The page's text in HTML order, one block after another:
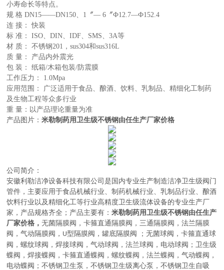
小寿命长等特点。
规 格 DN15——DN150、1〞— 6〞Ф12.7—Ф152.4
连 接： 快装
标 准： ISO、DIN、IDF、SMS、3A等
材 质： 不锈钢201，sus304和sus316L
质 量： 产品内外震光
包 装： 纸箱/木箱包装/防震膜
工作压力： 1.0Mpa
应用范围： 广泛适用于食品、酿酒、饮料、乳制品、精细化工制药
及生物工程等众多行业
重 量：以产品理论重量为准
产品图片：米勒制药用卫生级不锈钢由任生产厂家价格
公司简介：
安徽利勒洁净设备科技有限公司是 国内专业生产制造洁净卫生级阀门
管件，主要应用于食品机械行业、制药机械行业、乳制品行业、酿酒
饮料行业以及精细化工等行业高精度卫生级流体设备的专业生产厂
家， 产品规格齐全；产品主要有：米勒制药用卫生级不锈钢由任生产
厂家价格，无菌隔膜阀 ，卡箍直通隔膜阀，三通隔膜阀，法兰隔膜
阀，气动隔膜阀， U型隔膜阀，罐底隔膜阀 ；无菌球阀 ，卡箍直通球
阀，螺纹球阀，焊接球阀，气动球阀，法兰球阀，电动球阀 ；卫生级
蝶阀 ，焊接蝶阀，卡箍直通蝶阀，螺纹蝶阀，法兰蝶阀，气动蝶阀，
电动蝶阀 ；不锈钢卫生泵 ，不锈钢卫生级离心泵，不锈钢卫生自吸